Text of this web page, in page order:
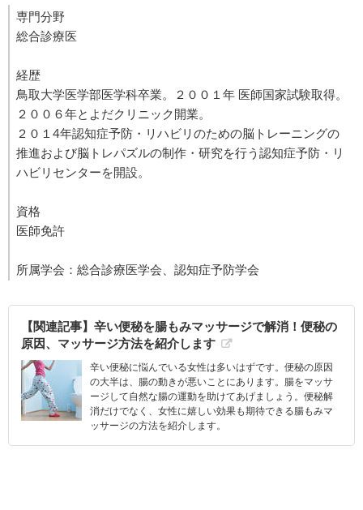
専門分野
総合診療医
経歴
鳥取大学医学部医学科卒業。２００１年 医師国家試験取得。
２００６年とよだクリニック開業。
２０１4年認知症予防・リハビリのための脳トレーニングの
推進および脳トレパズルの制作・研究を行う認知症予防・リ
ハビリセンターを開設。
資格
医師免許
所属学会：総合診療医学会、認知症予防学会
【関連記事】辛い便秘を腸もみマッサージで解消！便秘の
原因、マッサージ方法を紹介します
辛い便秘に悩んでいる女性は多いはずです。便秘の原因
の大半は、腸の動きが悪いことにあります。腸をマッサ
ージして自然な腸の運動を助けてあげましょう。便秘解
消だけでなく、女性に嬉しい効果も期待できる腸もみマ
ッサージの方法を紹介します。